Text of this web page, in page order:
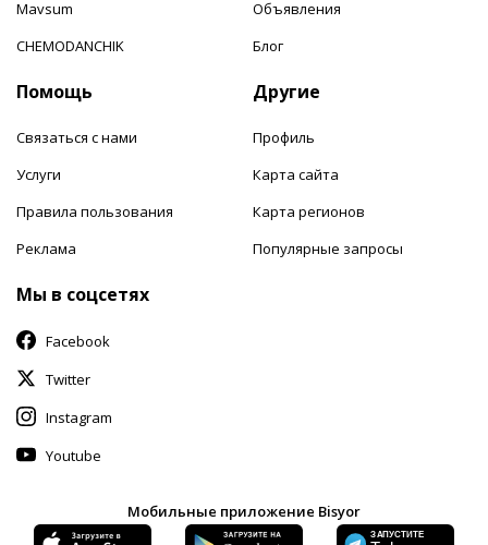
Mavsum
CHEMODANCHIK
Объявления
Блог
Помощь
Связаться с нами
Услуги
Правила пользования
Реклама
Другие
Профиль
Карта сайта
Карта регионов
Популярные запросы
Мы в соцсетях
Facebook
Twitter
Instagram
Youtube
Мобильные приложение Bisyor